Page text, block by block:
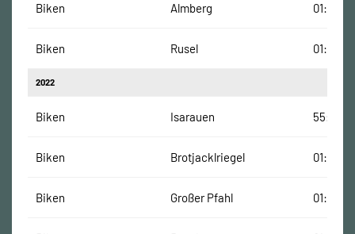
Biken Almberg
Biken Rusel
2022
Biken Isarauen 55:27
Biken Brotjacklriegel
Biken Großer Pfahl